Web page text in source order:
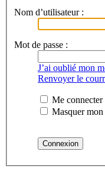
Nom d’utilisateur :
Mot de passe :
J’ai oublié mon
Renvoyer le
Me connecter
Masquer mon